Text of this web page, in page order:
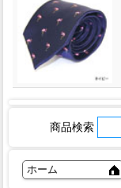
商品検索
ホーム